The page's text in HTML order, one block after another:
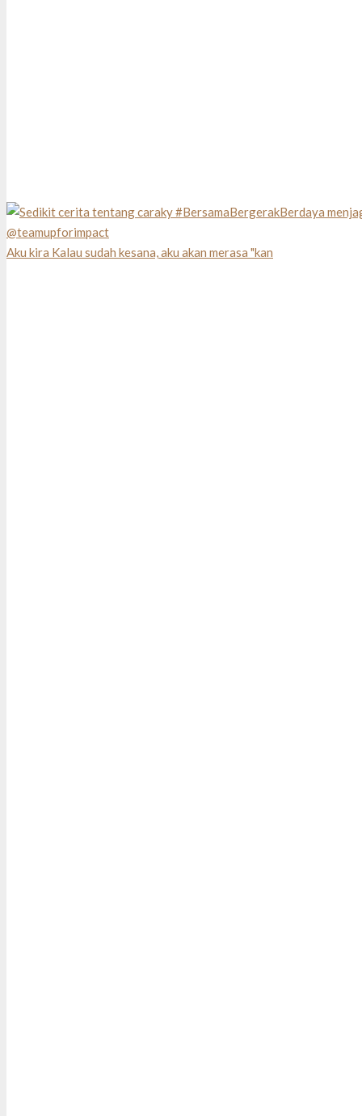
Aku kira Kalau sudah kesana, aku akan merasa "kan